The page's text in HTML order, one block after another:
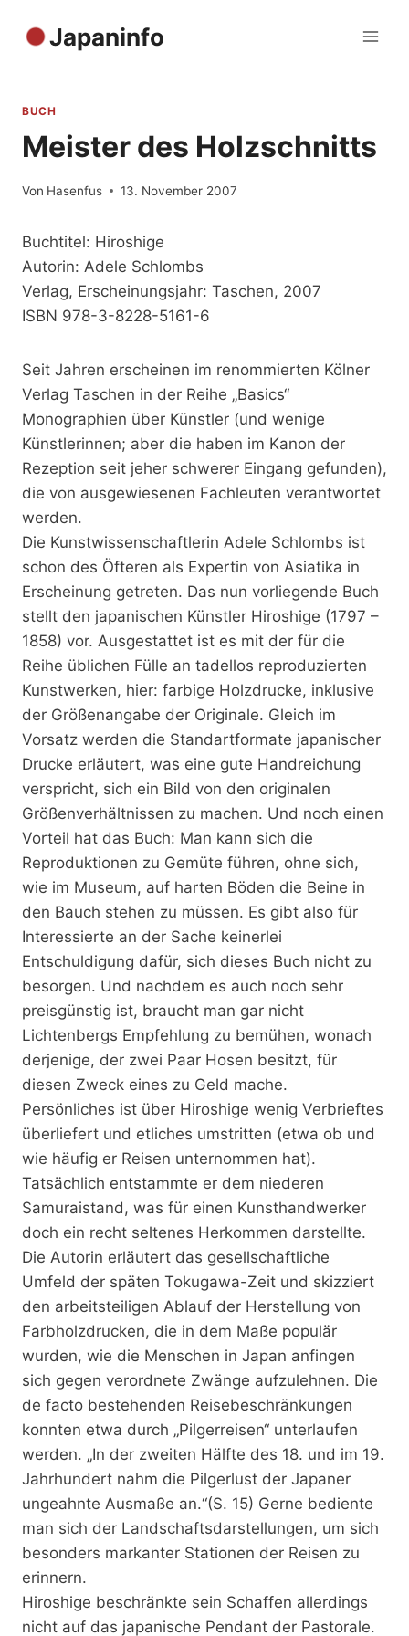
Inhalt
Japaninfo
BUCH
Meister des Holzschnitts
Von Hasenfus 13. November 2007
Buchtitel: Hiroshige
Autorin: Adele Schlombs
Verlag, Erscheinungsjahr: Taschen, 2007
ISBN 978-3-8228-5161-6
Seit Jahren erscheinen im renommierten Kölner
Verlag Taschen in der Reihe „Basics“
Monographien über Künstler (und wenige
Künstlerinnen; aber die haben im Kanon der
Rezeption seit jeher schwerer Eingang gefunden),
die von ausgewiesenen Fachleuten verantwortet
werden.
Die Kunstwissenschaftlerin Adele Schlombs ist
schon des Öfteren als Expertin von Asiatika in
Erscheinung getreten. Das nun vorliegende Buch
stellt den japanischen Künstler Hiroshige (1797 –
1858) vor. Ausgestattet ist es mit der für die
Reihe üblichen Fülle an tadellos reproduzierten
Kunstwerken, hier: farbige Holzdrucke, inklusive
der Größenangabe der Originale. Gleich im
Vorsatz werden die Standartformate japanischer
Drucke erläutert, was eine gute Handreichung
verspricht, sich ein Bild von den originalen
Größenverhältnissen zu machen. Und noch einen
Vorteil hat das Buch: Man kann sich die
Reproduktionen zu Gemüte führen, ohne sich,
wie im Museum, auf harten Böden die Beine in
den Bauch stehen zu müssen. Es gibt also für
Interessierte an der Sache keinerlei
Entschuldigung dafür, sich dieses Buch nicht zu
besorgen. Und nachdem es auch noch sehr
preisgünstig ist, braucht man gar nicht
Lichtenbergs Empfehlung zu bemühen, wonach
derjenige, der zwei Paar Hosen besitzt, für
diesen Zweck eines zu Geld mache.
Persönliches ist über Hiroshige wenig Verbrieftes
überliefert und etliches umstritten (etwa ob und
wie häufig er Reisen unternommen hat).
Tatsächlich entstammte er dem niederen
Samuraistand, was für einen Kunsthandwerker
doch ein recht seltenes Herkommen darstellte.
Die Autorin erläutert das gesellschaftliche
Umfeld der späten Tokugawa-Zeit und skizziert
den arbeitsteiligen Ablauf der Herstellung von
Farbholzdrucken, die in dem Maße populär
wurden, wie die Menschen in Japan anfingen
sich gegen verordnete Zwänge aufzulehnen. Die
de facto bestehenden Reisebeschränkungen
konnten etwa durch „Pilgerreisen“ unterlaufen
werden. „In der zweiten Hälfte des 18. und im 19.
Jahrhundert nahm die Pilgerlust der Japaner
ungeahnte Ausmaße an.“(S. 15) Gerne bediente
man sich der Landschaftsdarstellungen, um sich
besonders markanter Stationen der Reisen zu
erinnern.
Hiroshige beschränkte sein Schaffen allerdings
nicht auf das japanische Pendant der Pastorale.